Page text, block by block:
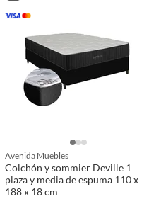
Avenida Muebles
Colchón y sommier Deville 1
plaza y media de espuma 110 x
188 x 18 cm